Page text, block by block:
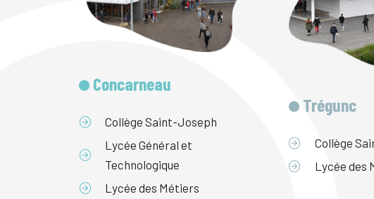
Concarneau
Collège Saint-Joseph
Lycée Général et
Technologique
Lycée des Métiers
Trégunc
Collège
Lycée des